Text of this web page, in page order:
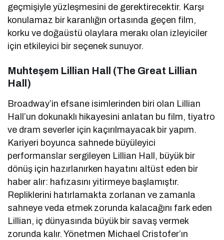
geçmişiyle yüzleşmesini de gerektirecektir. Karşı
konulamaz bir karanlığın ortasında geçen film,
korku ve doğaüstü olaylara merakı olan izleyiciler
için etkileyici bir seçenek sunuyor.
Muhteşem Lillian Hall (The Great Lillian
Hall)
Broadway’in efsane isimlerinden biri olan Lillian
Hall’un dokunaklı hikayesini anlatan bu film, tiyatro
ve dram severler için kaçırılmayacak bir yapım.
Kariyeri boyunca sahnede büyüleyici
performanslar sergileyen Lillian Hall, büyük bir
dönüş için hazırlanırken hayatını altüst eden bir
haber alır: hafızasını yitirmeye başlamıştır.
Repliklerini hatırlamakta zorlanan ve zamanla
sahneye veda etmek zorunda kalacağını fark eden
Lillian, iç dünyasında büyük bir savaş vermek
zorunda kalır. Yönetmen Michael Cristofer’ın